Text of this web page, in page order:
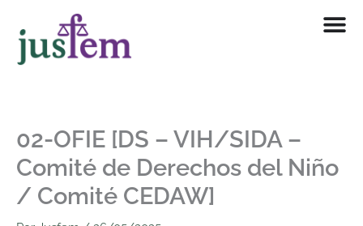
contenido
02-OFIE [DS – VIH/SIDA –
Comité de Derechos del Niño
/ Comité CEDAW]